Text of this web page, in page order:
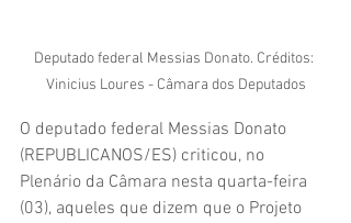
Deputado federal Messias Donato. Créditos:
Vinicius Loures - Câmara dos Deputados
O deputado federal Messias Donato
(REPUBLICANOS/ES) criticou, no
Plenário da Câmara nesta quarta-feira
(03), aqueles que dizem que o Projeto